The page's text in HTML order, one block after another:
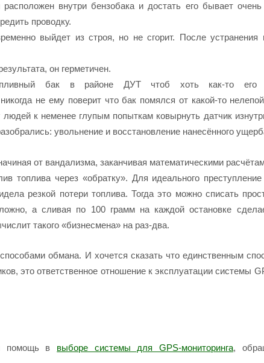
внутри бензобака и достать его бывает
проводку.
выйдет из строя, но не сгорит. После устранения
он герметичен.
бак в районе ДУТ чтоб хоть как-то его
не ему поверит что бак помялся от какой-то
людей к неменееглупым попыткам ковырнуть датчик
увольнение и восстановление нанесённого
от вандализма, заканчивая математическими
топлива через «обратку». Для идеального
резкой потери топлива. Тогда это можно списать
а сливая по 100 грамм на каждой остановке
такого «бизнесмена» на раз-два.
обмана. И хочется сказать что единственным
этоответственное отношение к эксплуатации системы
помощь в выборе системы для GPS-мониторинга,